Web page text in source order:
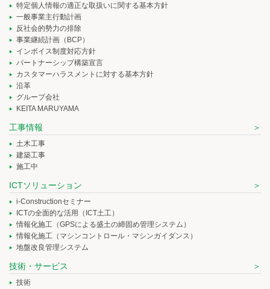
特定個人情報の適正な取扱いに関する基本方針
一般事業主行動計画
反社会的勢力の排除
事業継続計画（BCP）
インボイス制度対応方針
パートナーシップ構築宣言
カスタマーハラスメントに対する基本方針
沿革
グループ会社
KEITA MARUYAMA
工事情報
土木工事
建築工事
施工中
ICTソリューション
i-Constructionセミナー
ICTの全面的な活用（ICT土工）
情報化施工（GPSによる盛土の締固め管理システム）
情報化施工（マシンコントロール・マシンガイダンス）
地盤改良管理システム
技術・サービス
技術